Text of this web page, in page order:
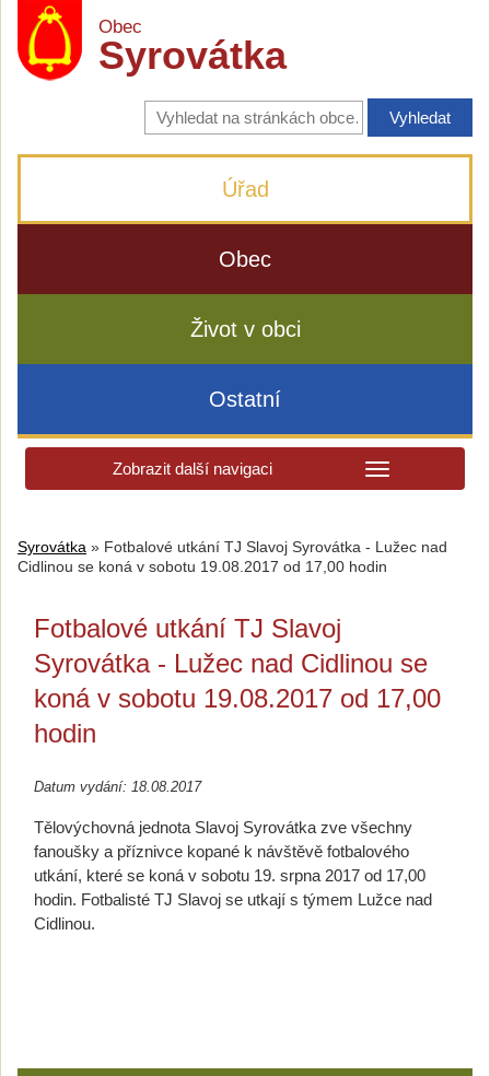
Obec
Syrovátka
Vyhledávání
na
stránkách
Úřad
Obec
Život v obci
Ostatní
Zobrazit další navigaci
Syrovátka » Fotbalové utkání TJ Slavoj Syrovátka - Lužec nad
Cidlinou se koná v sobotu 19.08.2017 od 17,00 hodin
Fotbalové utkání TJ Slavoj
Syrovátka - Lužec nad Cidlinou se
koná v sobotu 19.08.2017 od 17,00
hodin
Datum vydání: 18.08.2017
Tělovýchovná jednota Slavoj Syrovátka zve všechny
fanoušky a příznivce kopané k návštěvě fotbalového
utkání, které se koná v sobotu 19. srpna 2017 od 17,00
hodin. Fotbalisté TJ Slavoj se utkají s týmem Lužce nad
Cidlinou.